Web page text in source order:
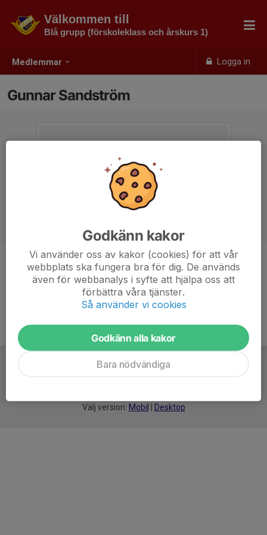
Medlemmar Logga in
Välkommen till
Blå grupp (förskoleklass och årskurs 1)
Gunnar Sandström
Ålder 7 år
Välj version: Mobil Desktop
Godkänn kakor
Vi använder oss av kakor (cookies) för att vår
webbplats ska fungera bra för dig. De används
även för webbanalys i syfte att hjälpa oss att
förbättra våra tjänster.
Så använder vi cookies
Godkänn alla kakor
Bara nödvändiga